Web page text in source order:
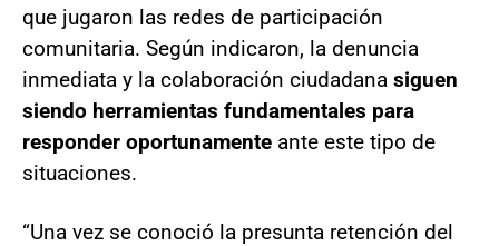
que jugaron las redes de participación
comunitaria. Según indicaron, la denuncia
inmediata y la colaboración ciudadana siguen
siendo herramientas fundamentales para
responder oportunamente ante este tipo de
situaciones.
“Una vez se conoció la presunta retención del